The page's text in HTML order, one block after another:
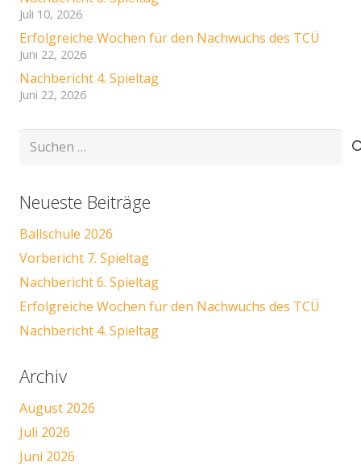
Juli 10, 2026
Erfolgreiche Wochen für den Nachwuchs des TCÜ
Juni 22, 2026
Nachbericht 4. Spieltag
Juni 22, 2026
Suchen
Neueste Beiträge
Ballschule 2026
Vorbericht 7. Spieltag
Nachbericht 6. Spieltag
Erfolgreiche Wochen für den Nachwuchs des TCÜ
Nachbericht 4. Spieltag
Archiv
August 2026
Juli 2026
Juni 2026